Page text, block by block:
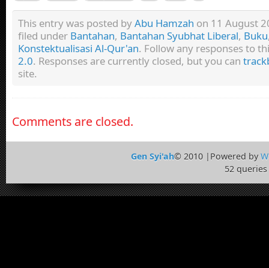
This entry was posted byAbu Hamzah on 11 August
filed under Bantahan, Bantahan Syubhat Liberal, Buku
Konstektualisasi Al-Qur'an. Follow any responses to
2.0. Responses are currently closed, but you can
site.
Comments are closed.
Gen Syi'ah© 2010 |Powered by
52